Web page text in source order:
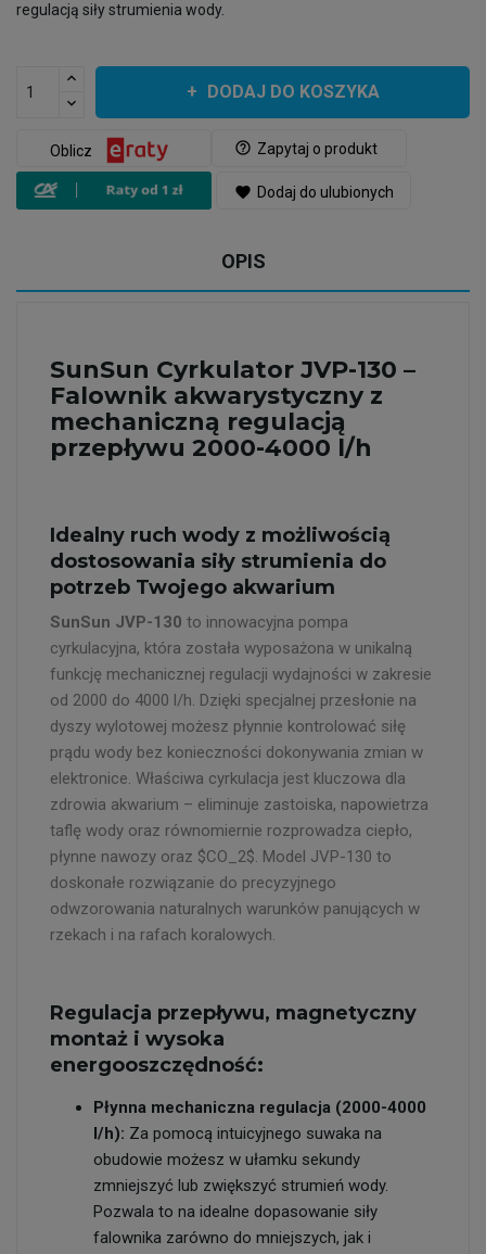
regulacją siły strumienia wody.
DODAJ DO KOSZYKA
help_outline Zapytaj o produkt
Oblicz
favorite Dodaj do ulubionych
OPIS
SunSun Cyrkulator JVP-130 –
Falownik akwarystyczny z
mechaniczną regulacją
przepływu 2000-4000 l/h
Idealny ruch wody z możliwością
dostosowania siły strumienia do
potrzeb Twojego akwarium
SunSun JVP-130 to innowacyjna pompa
cyrkulacyjna, która została wyposażona w unikalną
funkcję mechanicznej regulacji wydajności w zakresie
od 2000 do 4000 l/h. Dzięki specjalnej przesłonie na
dyszy wylotowej możesz płynnie kontrolować siłę
prądu wody bez konieczności dokonywania zmian w
elektronice. Właściwa cyrkulacja jest kluczowa dla
zdrowia akwarium – eliminuje zastoiska, napowietrza
taflę wody oraz równomiernie rozprowadza ciepło,
płynne nawozy oraz $CO_2$. Model JVP-130 to
doskonałe rozwiązanie do precyzyjnego
odwzorowania naturalnych warunków panujących w
rzekach i na rafach koralowych.
Regulacja przepływu, magnetyczny
montaż i wysoka
energooszczędność:
Płynna mechaniczna regulacja (2000-4000
l/h): Za pomocą intuicyjnego suwaka na
obudowie możesz w ułamku sekundy
zmniejszyć lub zwiększyć strumień wody.
Pozwala to na idealne dopasowanie siły
falownika zarówno do mniejszych, jak i